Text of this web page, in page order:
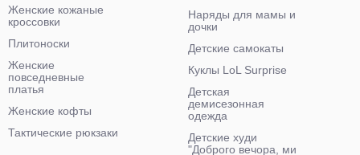
Женские кожаные
кроссовки
Плитоноски
Женские
повседневные
платья
Женские кофты
Тактические рюкзаки
Наряды для мамы и
дочки
Детские самокаты
Куклы LoL Surprise
Детская
демисезонная
одежда
Детские худи
"Доброго вечора, ми